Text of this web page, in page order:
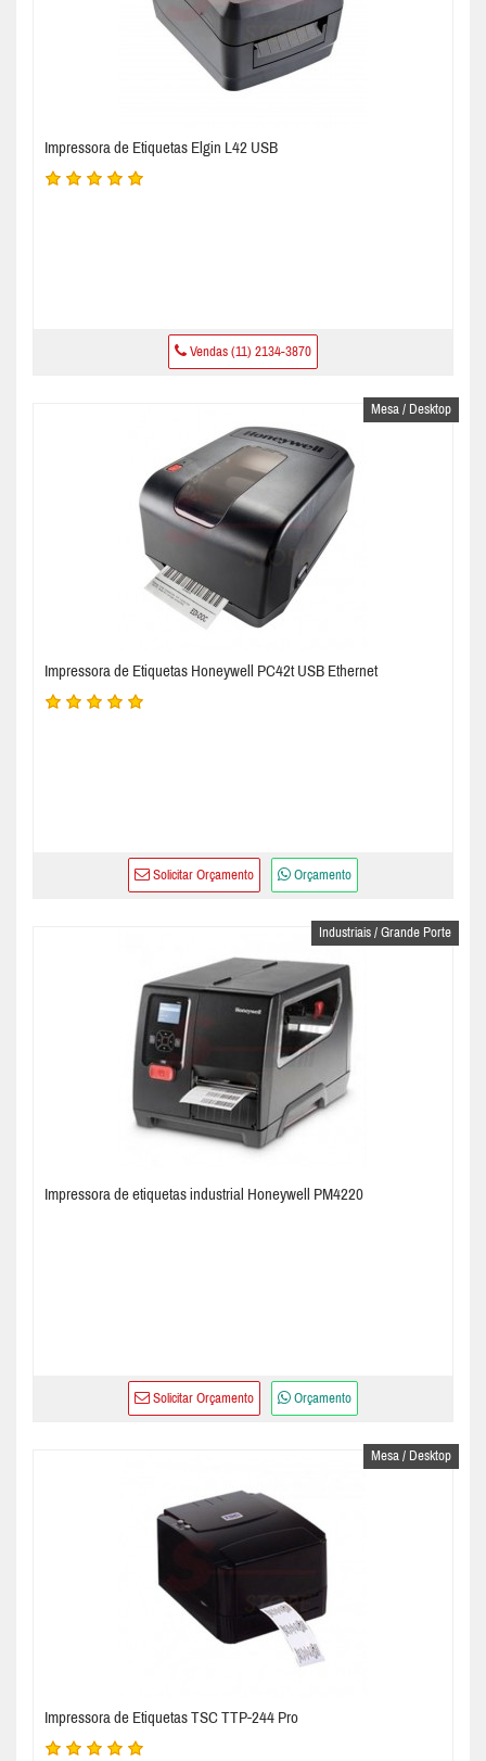
Impressora de Etiquetas Elgin L42 USB
Vendas (11) 2134-3870
Mesa / Desktop
Impressora de Etiquetas Honeywell PC42t USB Ethernet
Solicitar Orçamento Orçamento
Industriais / Grande Porte
Impressora de etiquetas industrial Honeywell PM4220
Solicitar Orçamento Orçamento
Mesa / Desktop
Impressora de Etiquetas TSC TTP-244 Pro